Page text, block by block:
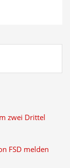
zwei Drittel
FSD melden